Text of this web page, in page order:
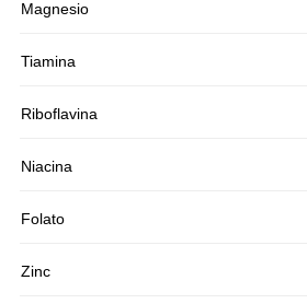
Magnesio
Tiamina
Riboflavina
Niacina
Folato
Zinc